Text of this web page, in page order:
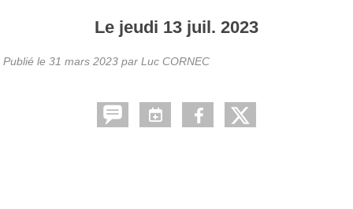
Le jeudi 13 juil. 2023
Publié le 31 mars 2023 par Luc CORNEC